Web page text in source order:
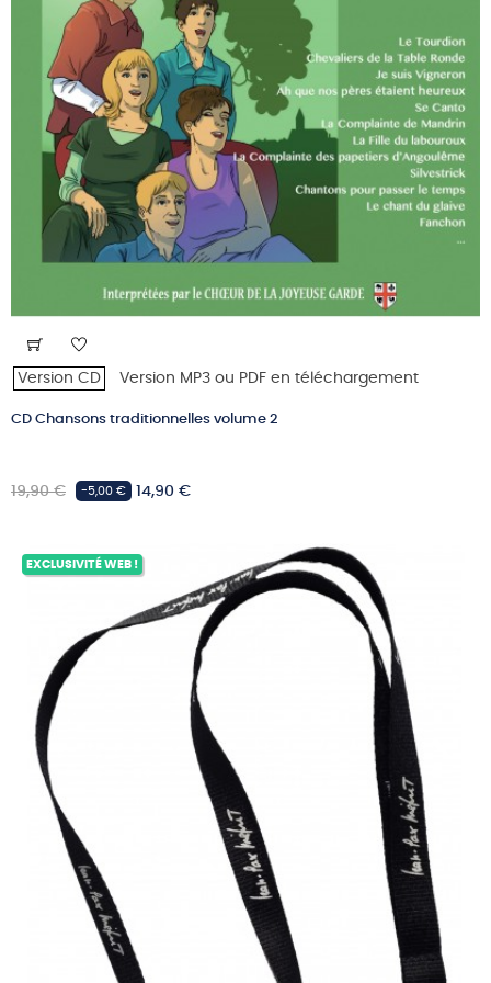
Version CD Version MP3 ou PDF en téléchargement
CD Chansons traditionnelles volume 2
Prix
19,90 € -5,00 € Prix
14,90 €
EXCLUSIVITÉ WEB !